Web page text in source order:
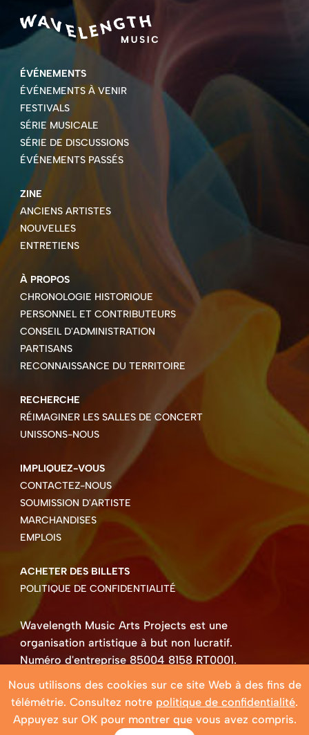
ÉVÉNEMENTS
ÉVÉNEMENTS À VENIR
FESTIVALS
SÉRIE MUSICALE
SÉRIE DE DISCUSSIONS
ÉVÉNEMENTS PASSÉS
ZINE
ANCIENS ARTISTES
NOUVELLES
ENTRETIENS
À PROPOS
CHRONOLOGIE HISTORIQUE
PERSONNEL ET CONTRIBUTEURS
CONSEIL D'ADMINISTRATION
PARTISANS
RECONNAISSANCE DU TERRITOIRE
RECHERCHE
RÉIMAGINER LES SALLES DE CONCERT
UNISSONS-NOUS
IMPLIQUEZ-VOUS
CONTACTEZ-NOUS
SOUMISSION D'ARTISTE
MARCHANDISES
EMPLOIS
ACHETER DES BILLETS
POLITIQUE DE CONFIDENTIALITÉ
Wavelength Music Arts Projects est une
organisation artistique à but non lucratif.
Numéro d'entreprise 85004 8158 RT0001.
Droits d'auteur ©2026 Wavelength Music Art
Projects
Site Web créé par Beehive Design.
Nous utilisons des cookies sur ce site Web à des fins de
télémétrie. Consultez notre politique de confidentialité.
Appuyez sur OK pour montrer que vous avez compris.